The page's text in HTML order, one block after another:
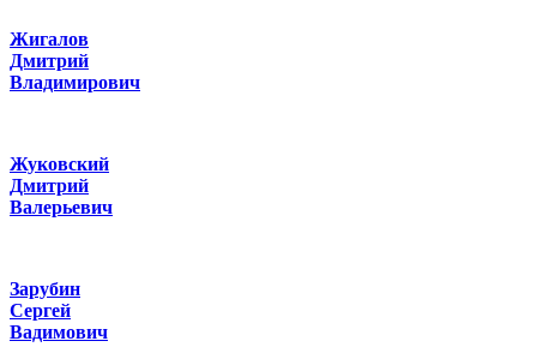
Жигалов
Дмитрий
Владимирович
Жуковский
Дмитрий
Валерьевич
Зарубин
Сергей
Вадимович